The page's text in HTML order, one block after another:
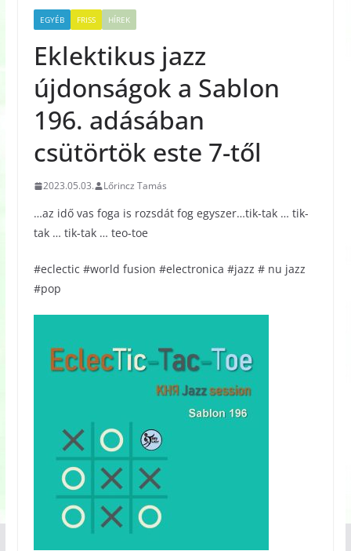
EGYÉB FRISS HÍREK
Eklektikus jazz
újdonságok a Sablon
196. adásában
csütörtök este 7-től
2023.05.03. Lőrincz Tamás
…az idő vas foga is rozsdát fog egyszer…tik-tak … tik-
tak … tik-tak … teo-toe
#eclectic #world fusion #electronica #jazz # nu jazz
#pop